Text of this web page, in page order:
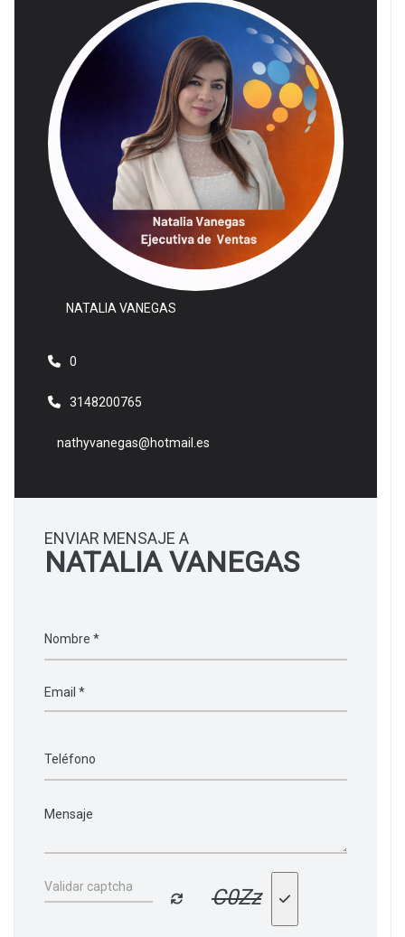
NATALIA VANEGAS
0
3148200765
nathyvanegas@hotmail.es
ENVIAR MENSAJE A
NATALIA VANEGAS
C0Zz